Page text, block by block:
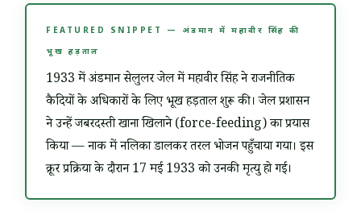
FEATURED SNIPPET — अंडमान में महावीर सिंह की
भूख हड़ताल
1933 में अंडमान सेलुलर जेल में महावीर सिंह ने राजनीतिक
कैदियों के अधिकारों के लिए भूख हड़ताल शुरू की। जेल प्रशासन
ने उन्हें जबरदस्ती खाना खिलाने (force-feeding) का प्रयास
किया — नाक में नलिका डालकर तरल भोजन पहुँचाया गया। इस
क्रूर प्रक्रिया के दौरान 17 मई 1933 को उनकी मृत्यु हो गई।